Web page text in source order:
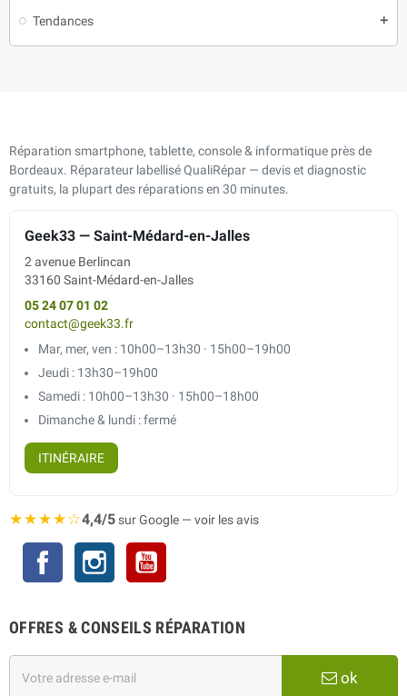
Tendances add
Réparation smartphone, tablette, console & informatique près de
Bordeaux. Réparateur labellisé QualiRépar — devis et diagnostic
gratuits, la plupart des réparations en 30 minutes.
Geek33 — Saint-Médard-en-Jalles
2 avenue Berlincan
33160 Saint-Médard-en-Jalles
05 24 07 01 02
contact@geek33.fr
Mar, mer, ven : 10h00–13h30 · 15h00–19h00
Jeudi : 13h30–19h00
Samedi : 10h00–13h30 · 15h00–18h00
Dimanche & lundi : fermé
ITINÉRAIRE
★★★★☆4,4/5sur Google — voir les avis
Facebook Instagram
OFFRES & CONSEILS RÉPARATION
ok